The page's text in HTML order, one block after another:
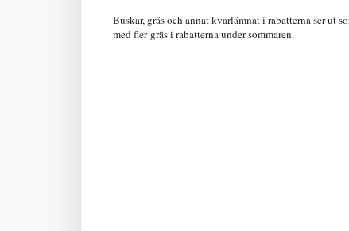
Buskar, gräs och annat kvarlämnat i rabatterna ser ut
med fler gräs i rabatterna under sommaren.